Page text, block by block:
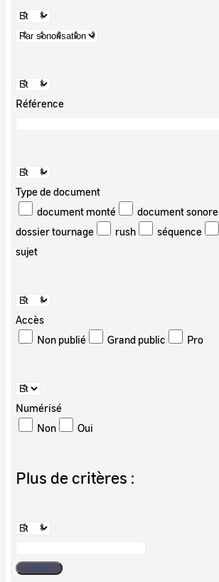
Référence
Type de document
document monté
document sonore
dossier tournage
rush
séquence
sujet
Accès
Non publié
Grand public Pro
Numérisé
Non
Oui
Plus de critères :